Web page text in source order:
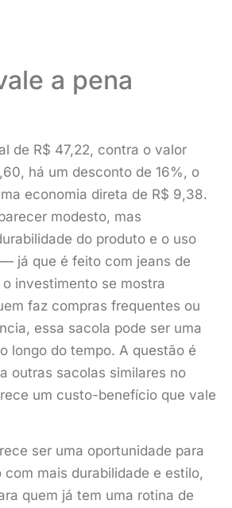
a pena
de R$ 47,22, contra o valor
há um desconto de 16%, o
economia direta de R$ 9,38.
modesto, mas
do produto e o uso
já que é feito com jeans de
investimento se mostra
faz compras frequentes ou
essa sacola pode ser uma
longo do tempo. A questão é
outras sacolas similares no
um custo-benefício que vale
ser uma oportunidade para
com mais durabilidade e estilo,
quem já tem uma rotina de